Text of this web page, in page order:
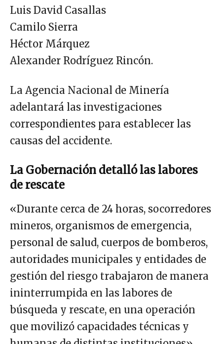
Luis David Casallas
Camilo Sierra
Héctor Márquez
Alexander Rodríguez Rincón.
La Agencia Nacional de Minería
adelantará las investigaciones
correspondientes para establecer las
causas del accidente.
La Gobernación detalló las labores
de rescate
«Durante cerca de 24 horas, socorredores
mineros, organismos de emergencia,
personal de salud, cuerpos de bomberos,
autoridades municipales y entidades de
gestión del riesgo trabajaron de manera
ininterrumpida en las labores de
búsqueda y rescate, en una operación
que movilizó capacidades técnicas y